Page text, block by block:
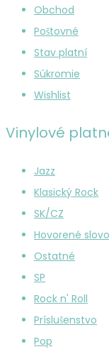
Obchod
Poštovné
Stav platní
Súkromie
Wishlist
Vinylové
Jazz
Klasický Rock
SK/CZ
Hovorené slovo
Ostatné
SP
Rock n' Roll
Príslušenstvo
Pop